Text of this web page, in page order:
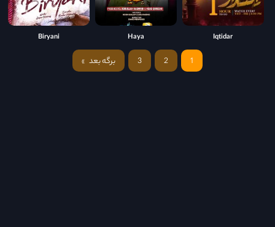
Iqtidar
Haya
Biryani
1
2
3 برگه بعد »